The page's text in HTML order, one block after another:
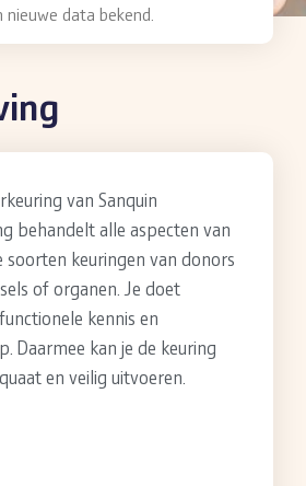
nieuwe data bekend.
van Sanquin
behandelt alle aspecten van
soorten keuringen van donors
of organen. Je doet
kennis en
Daarmee kan je de keuring
en veilig uitvoeren.